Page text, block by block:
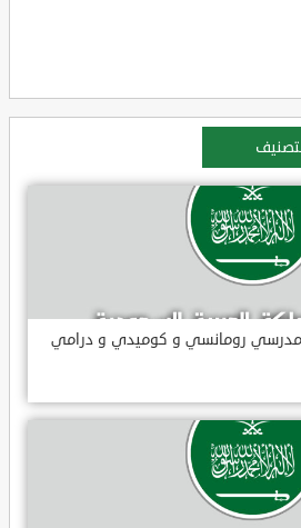
مدرسي رومانسي و كوميدي و درامي